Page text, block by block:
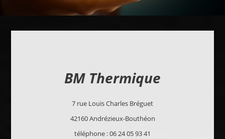
BM Thermique
7 rue Louis Charles Bréguet
42160 Andrézieux-Bouthéon
téléphone : 06 24 05 93 41